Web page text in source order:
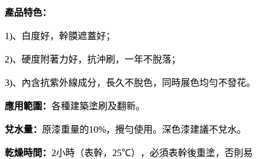
產品特色：
1)、白度好，幹膜遮蓋好；
2)、硬度附著力好，抗沖刷，一年不脫落；
3)、內含抗紫外線成分，長久不脫色，同時展色均勻不發花。
應用範圍： 各種建築塗刷及翻新。
兌水量： 原漆重量的10%，攪勻使用。深色漆建議不兌水。
乾燥時間： 2小時（表幹，25℃），必須表幹後重塗，否則易